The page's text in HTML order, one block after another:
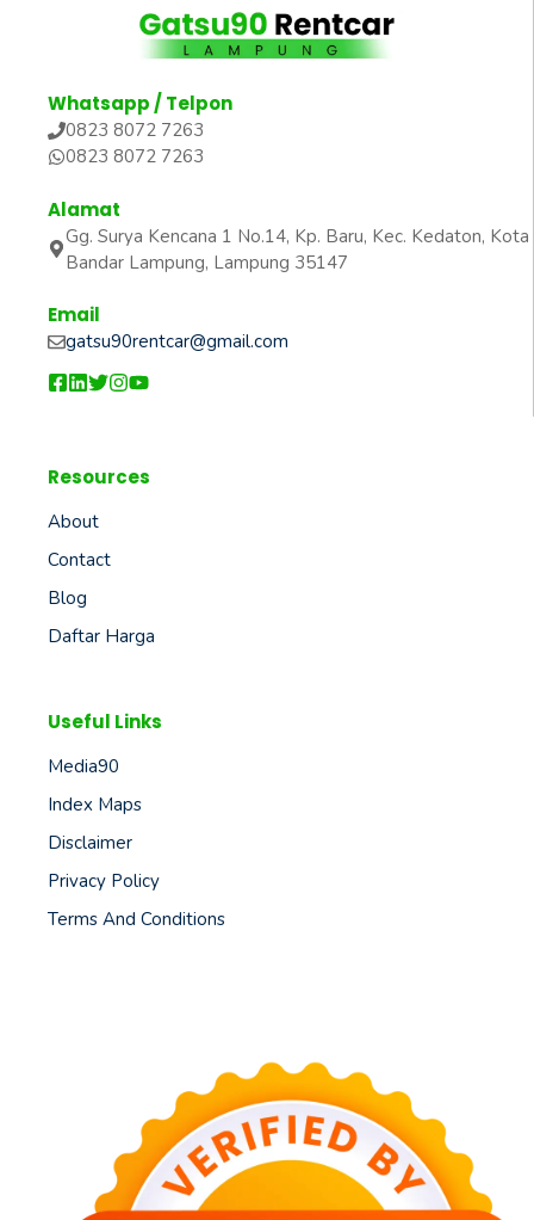
Whatsapp / Telpon
0823 8072 7263
0823 8072 7263
Alamat
Gg. Surya Kencana 1 No.14, Kp. Baru, Kec. Kedaton, Kota
Bandar Lampung, Lampung 35147
Email
gatsu90rentcar@gmail.com
Resources
About
Contact
Blog
Daftar Harga
Useful Links
Media90
Index Maps
Disclaimer
Privacy Policy
Terms And Conditions